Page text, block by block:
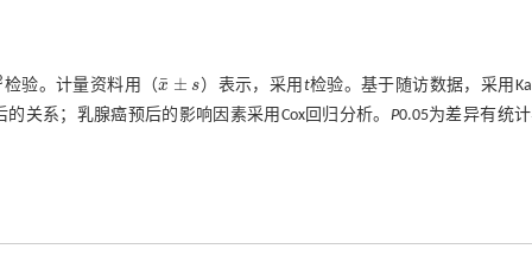
检验。计量资料用（x
¯ ± s
x¯ ±s ）表示，采用 t检验。基于随访数据，采用
的关系；乳腺癌预后的影响因素采用Cox回归分析。 P0.05为差异有统